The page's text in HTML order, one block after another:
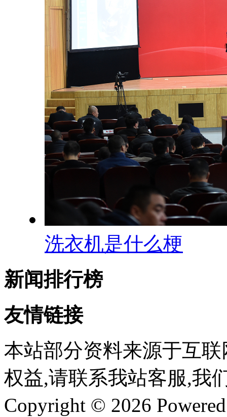
洗衣机是什么梗
新闻排行榜
友情链接
本站部分资料来源于互
权益,请联系我站客服,我
Copyright © 2026